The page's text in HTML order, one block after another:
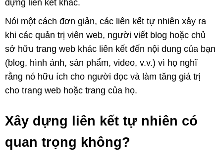
dựng liên kết khác.
Nói một cách đơn giản, các liên kết tự nhiên xảy ra
khi các quản trị viên web, người viết blog hoặc chủ
sở hữu trang web khác liên kết đến nội dung của bạn
(blog, hình ảnh, sản phẩm, video, v.v.) vì họ nghĩ
rằng nó hữu ích cho người đọc và làm tăng giá trị
cho trang web hoặc trang của họ.
Xây dựng liên kết tự nhiên có
quan trọng không?